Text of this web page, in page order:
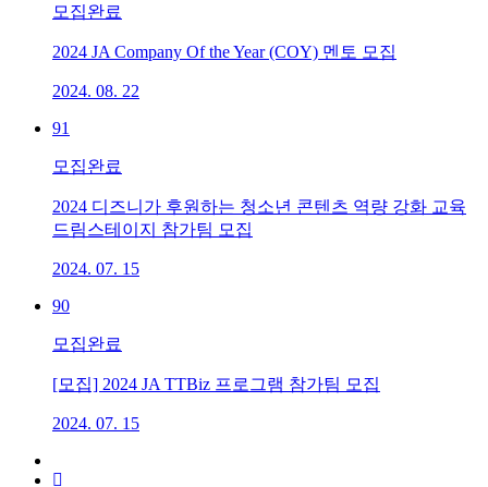
모집완료
2024 JA Company Of the Year (COY) 멘토 모집
2024. 08. 22
91
모집완료
2024 디즈니가 후원하는 청소년 콘텐츠 역량 강화 교육
드림스테이지 참가팀 모집
2024. 07. 15
90
모집완료
[모집] 2024 JA TTBiz 프로그램 참가팀 모집
2024. 07. 15